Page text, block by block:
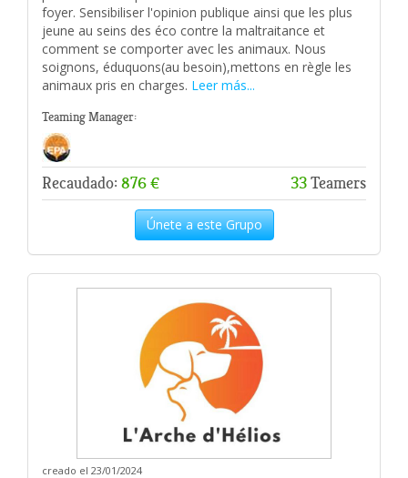
foyer. Sensibiliser l'opinion publique ainsi que les plus
jeune au seins des éco contre la maltraitance et
comment se comporter avec les animaux. Nous
soignons, éduquons(au besoin),mettons en règle les
animaux pris en charges. Leer más...
Teaming Manager:
Recaudado: 876 € 33Teamers
Únete a este Grupo
creado el 23/01/2024